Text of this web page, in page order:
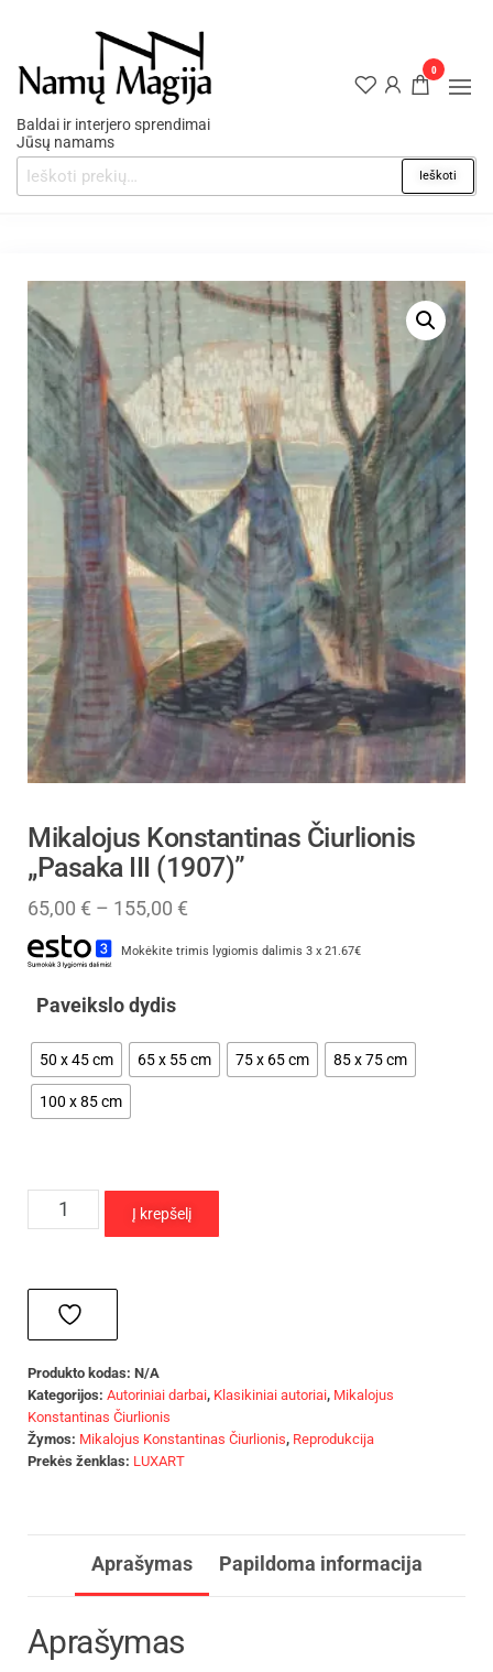
Baldai ir interjero sprendimai
Jūsų namams
Ieškoti
0
Mikalojus Konstantinas Čiurlionis
„Pasaka III (1907)”
65,00 € – 155,00 €
Mokėkite trimis lygiomis dalimis 3 x 21.67€
Paveikslo dydis
50 x 45 cm 65 x 55 cm 75 x 65 cm 85 x 75 cm
100 x 85 cm
Į krepšelį
Produkto kodas: N/A
Kategorijos: Autoriniai darbai, Klasikiniai autoriai, Mikalojus
Konstantinas Čiurlionis
Žymos: Mikalojus Konstantinas Čiurlionis, Reprodukcija
Prekės ženklas: LUXART
Aprašymas Papildoma informacija
Aprašymas